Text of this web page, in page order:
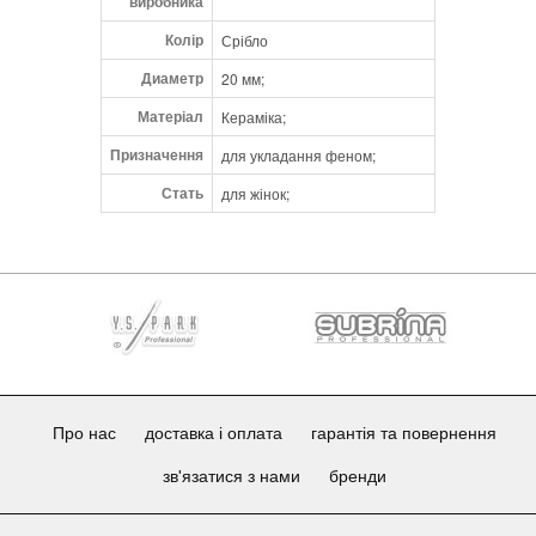
Колір Срібло
Диаметр 20 мм;
Матеріал Кераміка;
Призначення для укладання феном;
Стать для жінок;
Про нас доставка і оплата гарантія та повернення
зв'язатися з нами бренди